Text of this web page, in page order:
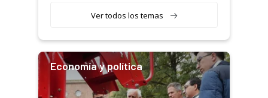
Ver todos los temas
Economía y política